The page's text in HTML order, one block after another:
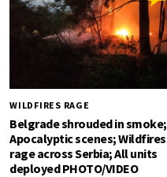
WILDFIRES RAGE
Belgrade shrouded in smoke;
Apocalyptic scenes; Wildfires
rage across Serbia; All units
deployed PHOTO/VIDEO